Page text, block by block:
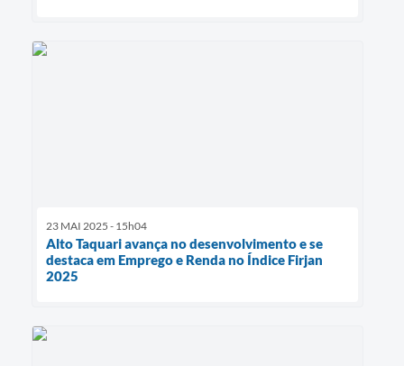
23 MAI 2025 - 15h04
Alto Taquari avança no desenvolvimento e se
destaca em Emprego e Renda no Índice Firjan
2025